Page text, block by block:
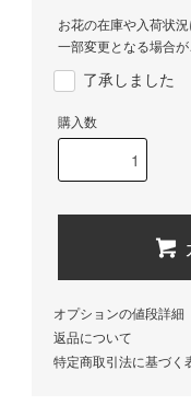
お花の在庫や入荷状
一部変更となる場合が
了承しました
購入数
オプションの値段詳細
返品について
特定商取引法に基づく